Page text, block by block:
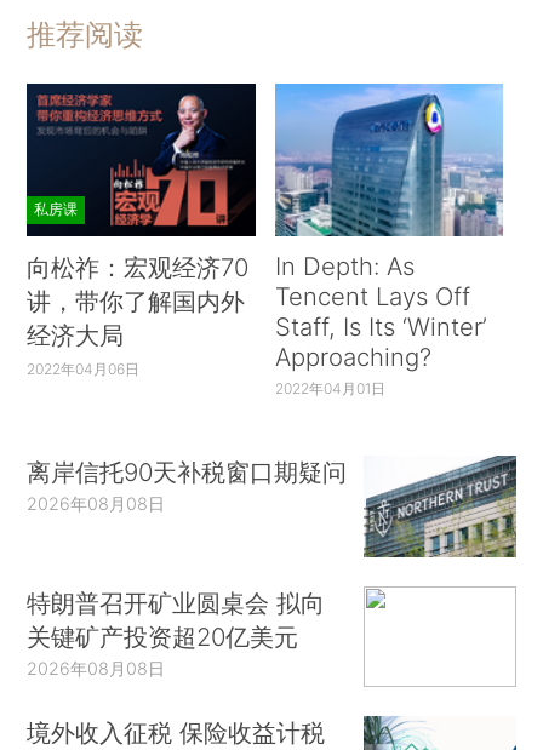
推荐阅读
私房课
向松祚：宏观经济70
讲，带你了解国内外
经济大局
2022年04月06日
In Depth: As
Tencent Lays Off
Staff, Is Its ‘Winter’
Approaching?
2022年04月01日
离岸信托90天补税窗口期疑问
2026年08月08日
特朗普召开矿业圆桌会 拟向
关键矿产投资超20亿美元
2026年08月08日
境外收入征税 保险收益计税